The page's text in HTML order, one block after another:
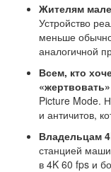
Жителям
Устройство
меньше
аналогичной
Всем, кто
Picture Mode.
и античитов,
Владельцам
станцией
в 4K 60 fps и